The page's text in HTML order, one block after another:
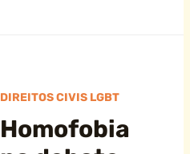
DIREITOS CIVIS LGBT
Homofobia